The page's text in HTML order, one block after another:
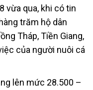
vừa qua, khi có tin
trăm hộ dân
Tháp, Tiền Giang,
của người nuôi cá
lên mức 28.500 –